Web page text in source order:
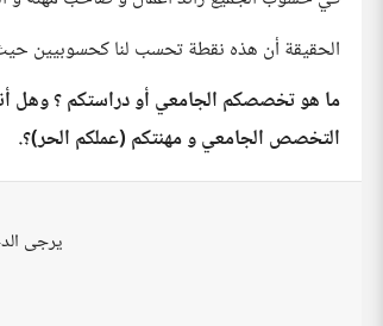
الحقيقة أن هذه نقطة تحسب لنا كحسوبيين حيث
ما هو تخصصكم الجامعي أو دراستكم ؟ وهل
التخصص الجامعي و مهنتكم (عملكم الحر)؟.
يرجى